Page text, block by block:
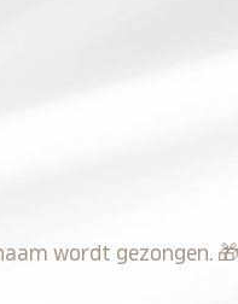
wordt gezongen.